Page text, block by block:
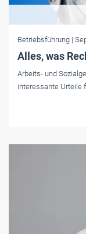
Betriebsführung |
Alles, was
Arbeits- und
interessante Urteile